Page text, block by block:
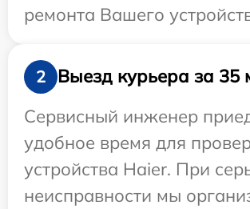
ремонта Вашего
2
Выезд курьера за 35
Сервисный инженер
удобное время для
устройства Haier. При
неисправности мы